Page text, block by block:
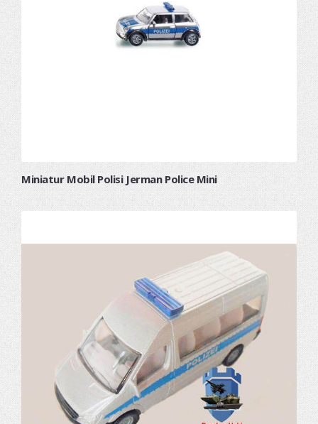
Miniatur Mobil Polisi Jerman Police Mini